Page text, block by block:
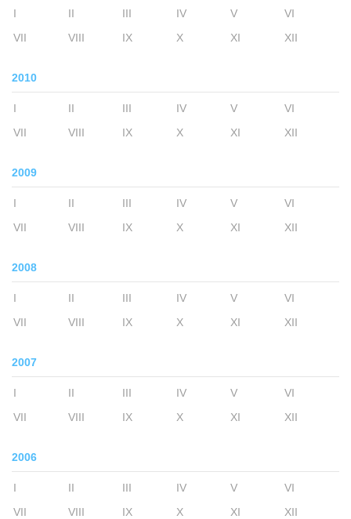
I II III IV V
VI
VII
VIII IX X XI XII
2010
I II III IV V
VI
VII
VIII IX X XI XII
2009
I II III IV V
VI
VII
VIII IX X XI XII
2008
I II III IV V
VI
VII
VIII IX X XI XII
2007
I II III IV V
VI
VII
VIII IX X XI XII
2006
I II III IV V
VI
VII
VIII IX X XI XII